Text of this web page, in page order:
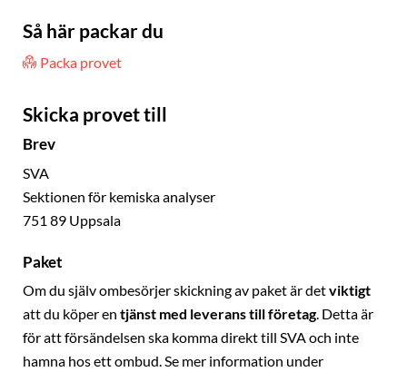
Så här packar du
Packa provet
Skicka provet till
Brev
SVA
Sektionen för kemiska analyser
751 89 Uppsala
Paket
Om du själv ombesörjer skickning av paket är detviktigt
att du köper en tjänst med leverans till företag. Detta är
för att försändelsen ska komma direkt till SVA och inte
hamna hos ett ombud. Se mer information under